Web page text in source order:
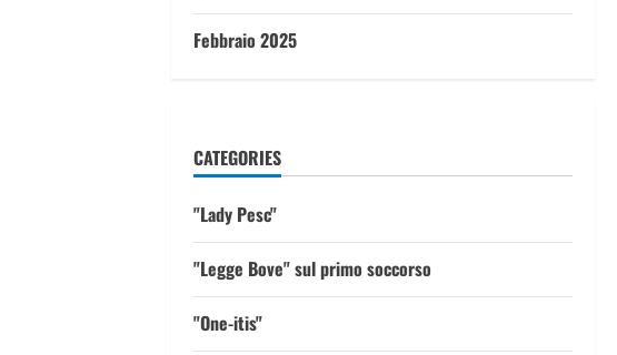
Febbraio 2025
CATEGORIES
"Lady Pesc"
"Legge Bove" sul primo soccorso
"One-itis"